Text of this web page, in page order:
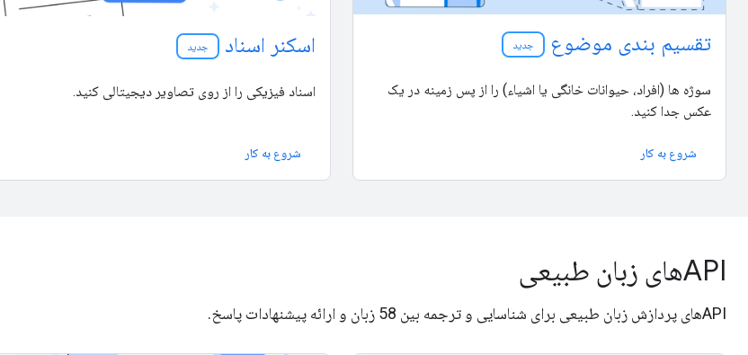
تقسیم بندی موضوع جدید
سوژه ها (افراد، حیوانات خانگی یا اشیاء) را از پس زمینه در یک
عکس جدا کنید.
شروع به کار
اسکنر اسناد جدید
اسناد فیزیکی را از روی تصاویر دیجیتالی کنید.
شروع به کار
APIهای زبان طبیعی
APIهای پردازش زبان طبیعی برای شناسایی و ترجمه بین 58 زبان و ارائه پیشنهادات پاسخ.